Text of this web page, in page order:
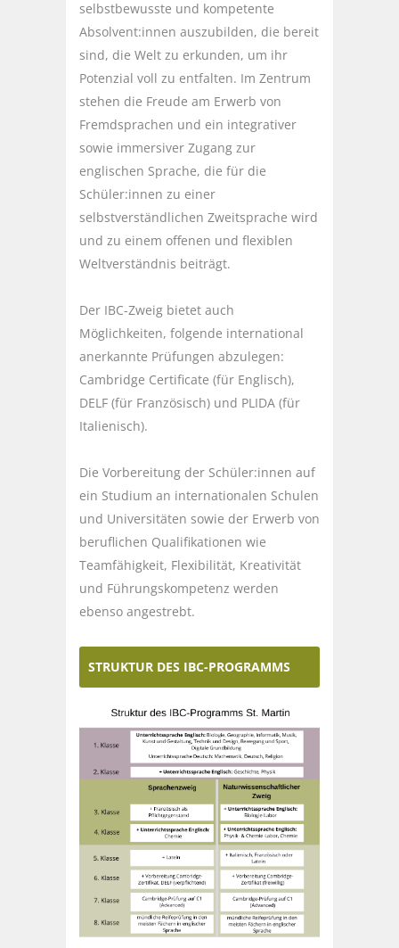
selbstbewusste und kompetente
Absolvent:innen auszubilden, die bereit
sind, die Welt zu erkunden, um ihr
Potenzial voll zu entfalten. Im Zentrum
stehen die Freude am Erwerb von
Fremdsprachen und ein integrativer
sowie immersiver Zugang zur
englischen Sprache, die für die
Schüler:innen zu einer
selbstverständlichen Zweitsprache wird
und zu einem offenen und flexiblen
Weltverständnis beiträgt.
Der IBC-Zweig bietet auch
Möglichkeiten, folgende international
anerkannte Prüfungen abzulegen:
Cambridge Certificate (für Englisch),
DELF (für Französisch) und PLIDA (für
Italienisch).
Die Vorbereitung der Schüler:innen auf
ein Studium an internationalen Schulen
und Universitäten sowie der Erwerb von
beruflichen Qualifikationen wie
Teamfähigkeit, Flexibilität, Kreativität
und Führungskompetenz werden
ebenso angestrebt.
STRUKTUR DES IBC-PROGRAMMS